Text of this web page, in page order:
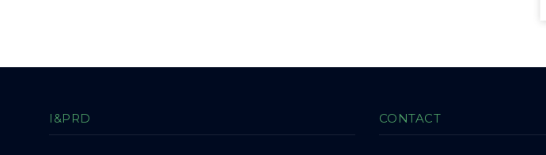
I&PRD CONTACT